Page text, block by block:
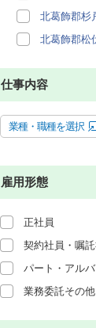
北葛飾郡杉
北葛飾郡松
仕事内容
業種・職種を選択
雇用形態
正社員
契約社員・嘱
パート・アルバ
業務委託その他